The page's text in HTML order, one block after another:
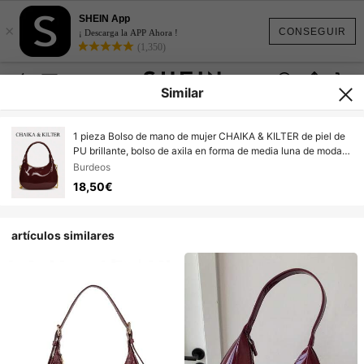
CONSEGUIR
×
SHEIN App
¡ Descarga la APP Ahora !
(1,350)
Similar
1 pieza Bolso de mano de mujer CHAIKA & KILTER de piel de
PU brillante, bolso de axila en forma de media luna de moda
con cadena de metal desmontable, cierre de cremallera
adecuado para uso diario y al aire libre
Burdeos
18,50€
artículos similares